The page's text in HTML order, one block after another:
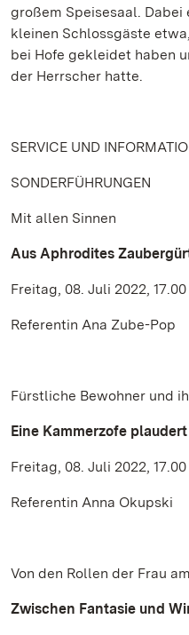
großem Speisesaal.
kleinen Schlossgäste
bei Hofe gekleidet haben
der Herrscher hatte.
SERVICE UND
SONDERFÜHRUNGEN
Mit allen Sinnen
Aus Aphrodites
Freitag, 08. Juli 2022,
Referentin Ana Zube-Pop
Fürstliche Bewohner und
Eine Kammerzofe
Freitag, 08. Juli 2022,
Referentin Anna Okupski
Von den Rollen der Frau
Zwischen Fantasie und